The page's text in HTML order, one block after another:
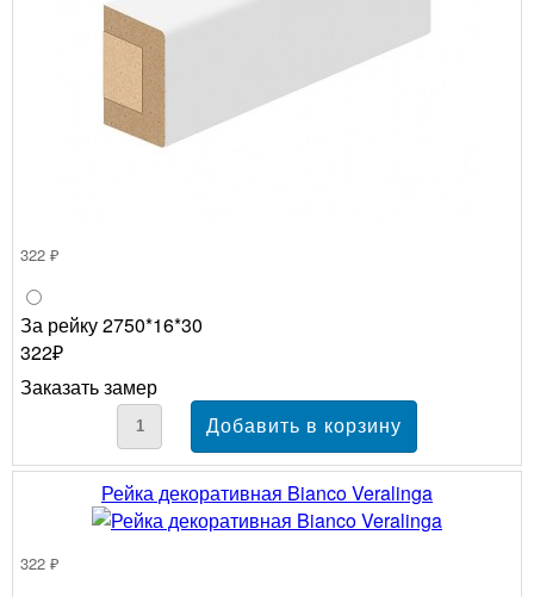
322 ₽
За рейку 2750*16*30
322₽
Заказать замер
Рейка декоративная Bianco Veralinga
322 ₽